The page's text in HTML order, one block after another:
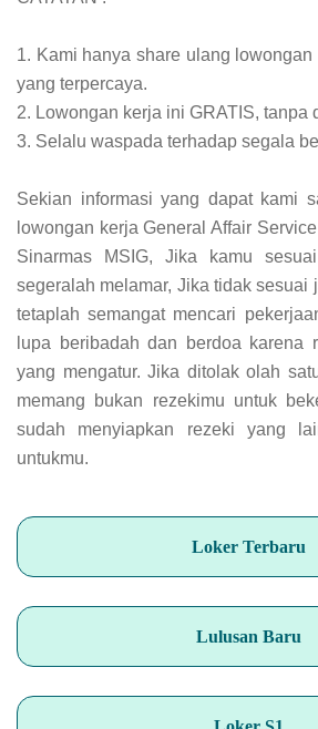
1. Kami hanya share ulang
yang terpercaya.
2. Lowongan kerja ini GRATIS, tanpa
3. Selalu waspada terhadap segala
Sekian informasi yang dapat kami
lowongan kerja General Affair
Sinarmas MSIG, Jika kamu
segeralah melamar, Jika tidak sesuai
tetaplah semangat mencari
lupa beribadah dan berdoa karena
yang mengatur. Jika ditolak olah
memang bukan rezekimu untuk
sudah menyiapkan rezeki yang
untukmu.
Loker Terbaru
Lulusan Baru